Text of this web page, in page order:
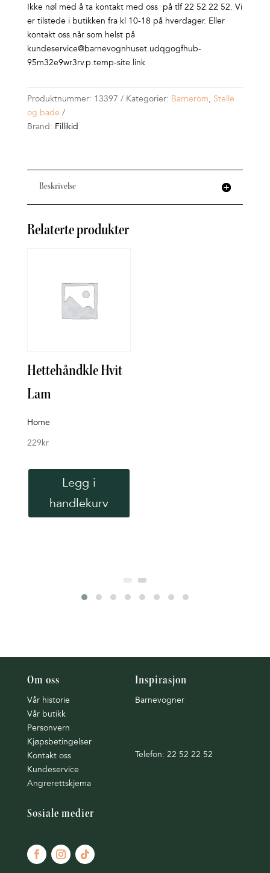
Ikke nøl med å ta kontakt med oss på tlf 22 52 22 52. Vi
er tilstede i butikken fra kl 10-18 på hverdager. Eller
kontakt oss når som helst på
kundeservice@barnevognhuset.udqgogfhub-
95m32e9wr3rv.p.temp-site.link
Produktnummer: 13397 Kategorier: Barnerom, Stelle
og bade
Brand: Fillikid
Beskrivelse
Relaterte produkter
Hettehåndkle Hvit
Lam
Home
229kr
Legg i
handlekurv
Om oss
Vår historie
Vår butikk
Personvern
Kjøpsbetingelser
Kontakt oss
Kundeservice
Angrerettskjema
Inspirasjon
Barnevogner
Telefon: 22 52 22 52
Sosiale medier